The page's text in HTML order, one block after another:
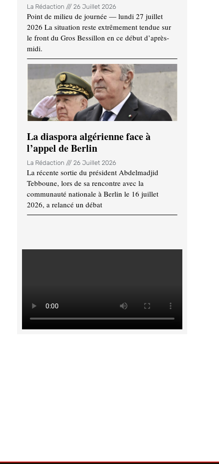
La Rédaction 26 Juillet 2026
Point de milieu de journée — lundi 27 juillet
2026 La situation reste extrêmement tendue sur
le front du Gros Bessillon en ce début d’après-
midi.
La diaspora algérienne face à
l’appel de Berlin
La Rédaction 26 Juillet 2026
La récente sortie du président Abdelmadjid
Tebboune, lors de sa rencontre avec la
communauté nationale à Berlin le 16 juillet
2026, a relancé un débat